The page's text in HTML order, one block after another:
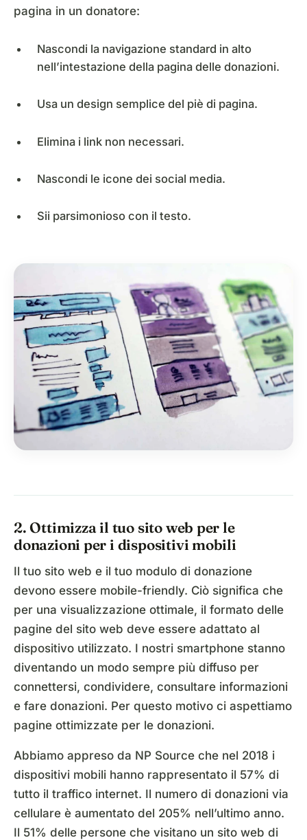
pagina in un donatore:
Nascondi la navigazione standard in alto
nell’intestazione della pagina delle donazioni.
Usa un design semplice del piè di pagina.
Elimina i link non necessari.
Nascondi le icone dei social media.
Sii parsimonioso con il testo.
2. Ottimizza il tuo sito web per le
donazioni per i dispositivi mobili
Il tuo sito web e il tuo modulo di donazione
devono essere mobile-friendly. Ciò significa che
per una visualizzazione ottimale, il formato delle
pagine del sito web deve essere adattato al
dispositivo utilizzato. I nostri smartphone stanno
diventando un modo sempre più diffuso per
connettersi, condividere, consultare informazioni
e fare donazioni. Per questo motivo ci aspettiamo
pagine ottimizzate per le donazioni.
Abbiamo appreso da NP Source che nel 2018 i
dispositivi mobili hanno rappresentato il 57% di
tutto il traffico internet. Il numero di donazioni via
cellulare è aumentato del 205% nell’ultimo anno.
Il 51% delle persone che visitano un sito web di